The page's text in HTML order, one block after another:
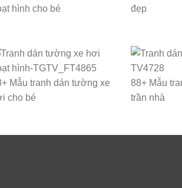
hình cho bé
đẹp
Mẫu tranh dán tường xe
cho bé
88+ Mẫu
trần nhà